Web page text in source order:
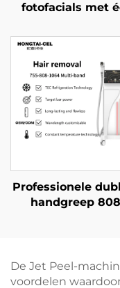
fotofacials met
voor
ontharing en
aging, geschikt
Professionele
handgreep
voor gezicht,
en
De Jet Peel-
voordelen